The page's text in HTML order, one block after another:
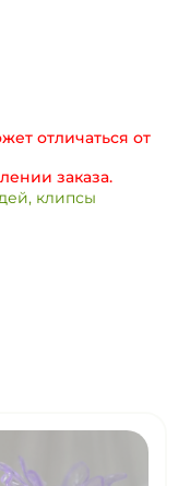
отличаться от
заказа.
клипсы